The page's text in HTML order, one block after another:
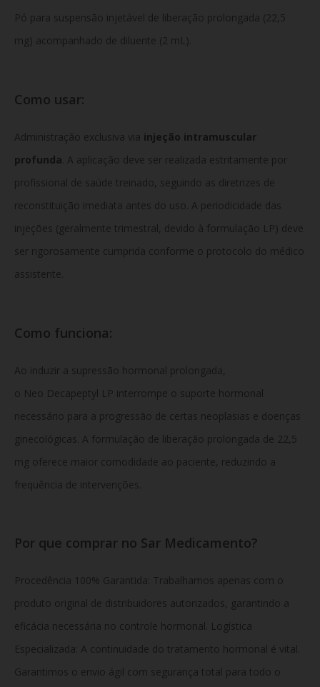
Pó para suspensão injetável de liberação prolongada (22,5
mg) acompanhado de diluente (2 mL).
Como usar:
Administração exclusiva via injeção intramuscular
profunda . A aplicação deve ser realizada estritamente por
profissional de saúde treinado, seguindo as diretrizes de
reconstituição imediata antes do uso. A periodicidade das
injeções (geralmente trimestral, devido à formulação LP) deve
ser rigorosamente cumprida conforme o protocolo do médico
assistente.
Como funciona:
Ao induzir a supressão hormonal prolongada,
o Neo Decapeptyl LP interrompe o suporte hormonal
necessário para a progressão de certas neoplasias e doenças
ginecológicas. A formulação de liberação prolongada de 22,5
mg oferece maior comodidade ao paciente, reduzindo a
frequência de intervenções.
Por que comprar no Sar Medicamento?
Procedência 100% Garantida: Trabalhamos apenas com o
produto original de distribuidores autorizados, garantindo a
eficácia necessária no controle hormonal. Logística
Especializada: A continuidade do tratamento hormonal é vital.
Garantimos o envio ágil com segurança total para todo o